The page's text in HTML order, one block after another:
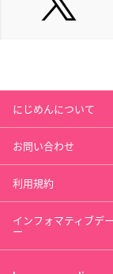
にじめんについて
お問い合わせ
利用規約
インフォマティブデ
ー